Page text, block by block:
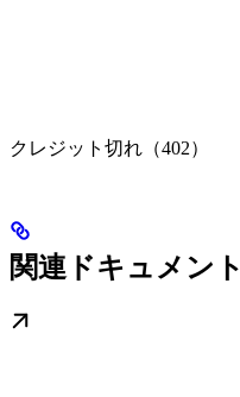
クレジット切れ（402）
関連ドキュメント